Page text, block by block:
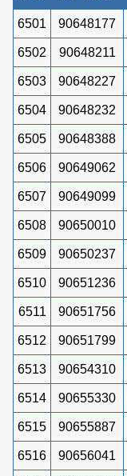
6501 90648177
6502 90648211
6503 90648227
6504 90648232
6505 90648388
6506 90649062
6507 90649099
6508 90650010
6509 90650237
6510 90651236
6511 90651756
6512 90651799
6513 90654310
6514 90655330
6515 90655887
6516 90656041